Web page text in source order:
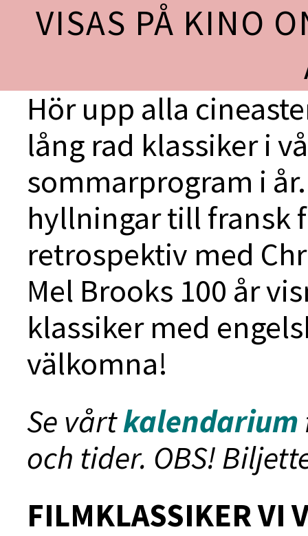
VISAS PÅ KINO
Hör upp alla
lång rad klassiker i
sommarprogram i
hyllningar till fransk
retrospektiv med
Mel Brooks 100 år
klassiker med
välkomna!
Se vårtkalendarium
och tider. OBS!
FILMKLASSIKER VI